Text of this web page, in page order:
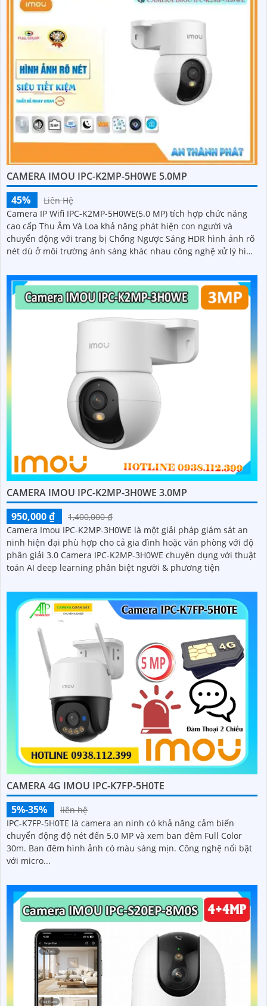
CAMERA IMOU IPC-K2MP-5H0WE 5.0MP
45%
Liên Hệ
Camera IP Wifi IPC-K2MP-5H0WE(5.0 MP) tích hợp chức năng
cao cấp Thu Âm Và Loa khả năng phát hiện con người và
chuyển động với trang bị Chống Ngược Sáng HDR hình ảnh rõ
nét dù ở môi trường ánh sáng khác nhau công nghệ xử lý hình
CAMERA IMOU IPC-K2MP-3H0WE 3.0MP
950,000 ₫
1,400,000 ₫
Camera Imou IPC-K2MP-3H0WE là một giải pháp giám sát an
ninh hiện đại phù hợp cho cả gia đình hoặc văn phòng với độ
phân giải 3.0 Camera IPC-K2MP-3H0WE chuyên dụng với thuật
toán AI deep learning phân biệt người & phương tiện
CAMERA 4G IMOU IPC-K7FP-5H0TE
5%-35%
liên hệ
IPC-K7FP-5H0TE là camera an ninh có khả năng cảm biến
chuyển động độ nét đến 5.0 MP và xem ban đêm Full Color
30m. Ban đêm hình ảnh có màu sáng mịn. Công nghệ nổi bật
với micro...